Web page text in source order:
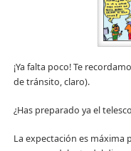
¡Ya falta poco! Te
de tránsito, claro).
¿Has preparado ya el
La expectación es máxima